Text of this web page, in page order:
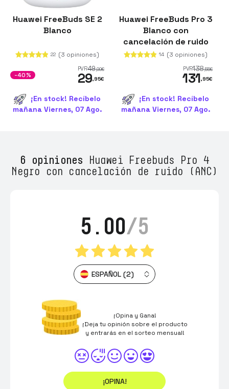
Huawei FreeBuds SE 2
Blanco
22 (3 opiniones)
PVR49,99€
29,95€
-40%
¡En stock! Recíbelo
mañana Viernes, 07 Ago.
Huawei FreeBuds Pro 3
Blanco con
cancelación de ruido
(ANC)
14 (3 opiniones)
PVR138,55€
131,95€
¡En stock! Recíbelo
mañana Viernes, 07 Ago.
6 opiniones Huawei Freebuds Pro 4
Negro con cancelación de ruido (ANC)
5.00/5
ESPAÑOL (2)
¡Opina y Gana!
¡Deja tu opinión sobre el producto
y entrarás en el sorteo mensual!
¡OPINA!